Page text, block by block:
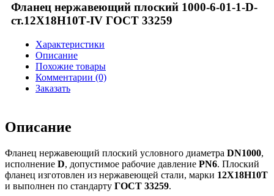
Фланец нержавеющий плоский 1000-6-01-1-D-
ст.12Х18Н10Т-IV ГОСТ 33259
Характеристики
Описание
Похожие товары
Комментарии (0)
Заказать
Описание
Фланец нержавеющий плоский условного диаметра DN1000,
исполнение D, допустимое рабочие давление PN6. Плоский
фланец изготовлен из нержавеющей стали, марки 12Х18Н10Т
и выполнен по стандарту ГОСТ 33259.